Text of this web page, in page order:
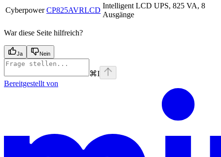
Cyberpower CP825AVRLCD
Intelligent LCD UPS, 825 VA, 8
Ausgänge
War diese Seite hilfreich?
Ja Nein
⌘I
Bereitgestellt von